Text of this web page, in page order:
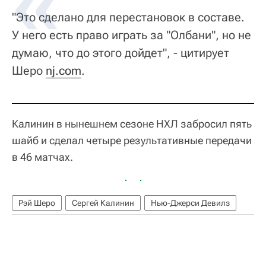
"Это сделано для перестановок в составе.
У него есть право играть за "Олбани", но не
думаю, что до этого дойдет", - цитирует
Шеро nj.com.
Калинин в нынешнем сезоне НХЛ забросил пять
шайб и сделал четыре результативные передачи
в 46 матчах.
Рэй Шеро Сергей Калинин Нью-Джерси Девилз